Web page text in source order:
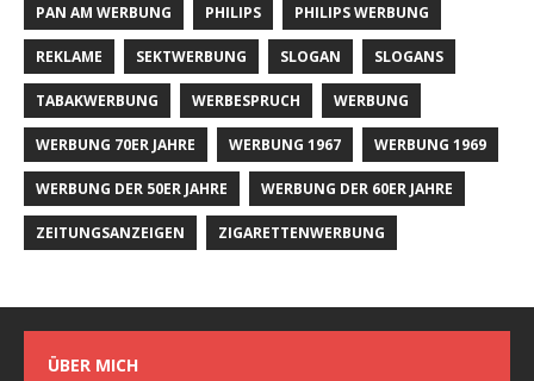
PAN AM WERBUNG PHILIPS PHILIPS WERBUNG
REKLAME SEKTWERBUNG SLOGAN SLOGANS
TABAKWERBUNG WERBESPRUCH WERBUNG
WERBUNG 70ER JAHRE WERBUNG 1967 WERBUNG 1969
WERBUNG DER 50ER JAHRE WERBUNG DER 60ER JAHRE
ZEITUNGSANZEIGEN ZIGARETTENWERBUNG
ÜBER MICH